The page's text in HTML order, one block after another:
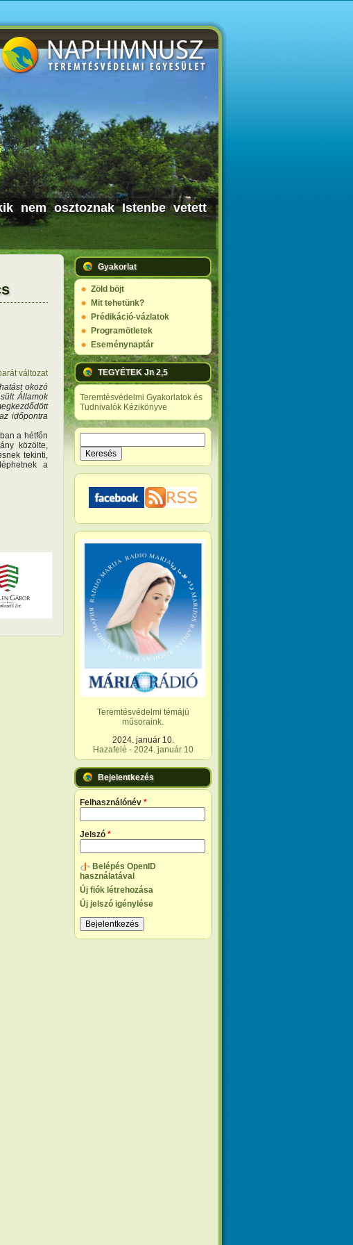
nem osztoznak Istenbe vetett
változat
okozó
Államok
időpontra
a hétfőn
közölte,
tekinti,
a
Gyakorlat
Zöld böjt
Mit tehetünk?
Prédikáció-vázlatok
Programötletek
Eseménynaptár
TEGYÉTEK Jn 2,5
Teremtésvédelmi Gyakorlatok és
Tudnivalók Kézikönyve
Keresés űrlap
Teremtésvédelmi témájú
műsoraink.
2024. január 10.
Hazafelé - 2024. január 10
Bejelentkezés
Felhasználónév *
Jelszó *
Belépés OpenID
használatával
Új fiók létrehozása
Új jelszó igénylése